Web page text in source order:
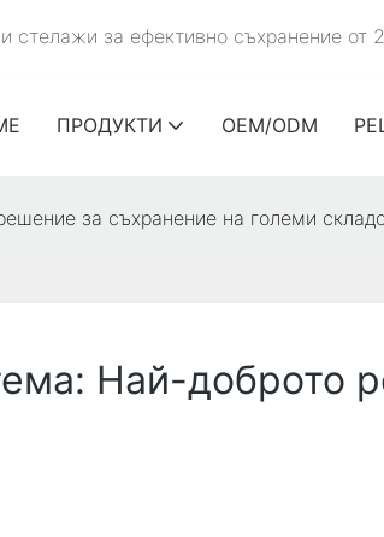
за ефективно съхранение от
ПРОДУКТИ OEM/ODM
за съхранение на големи
Най-доброто